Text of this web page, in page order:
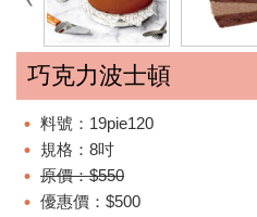
巧克力波士頓
料號：19pie120
規格：8吋
原價：$550
優惠價：$500